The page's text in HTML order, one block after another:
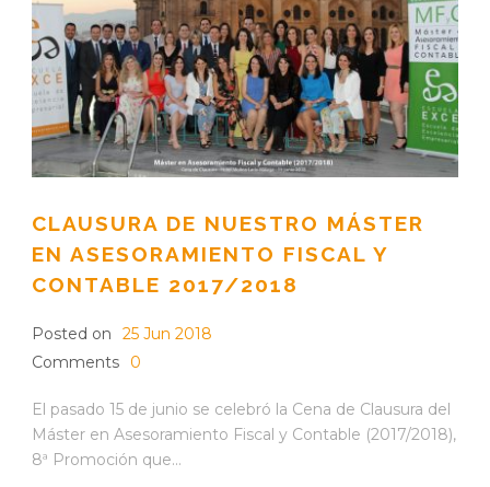
CLAUSURA DE NUESTRO MÁSTER
EN ASESORAMIENTO FISCAL Y
CONTABLE 2017/2018
Posted on
25 Jun 2018
Comments
0
El pasado 15 de junio se celebró la Cena de Clausura del
Máster en Asesoramiento Fiscal y Contable (2017/2018),
8ª Promoción que...